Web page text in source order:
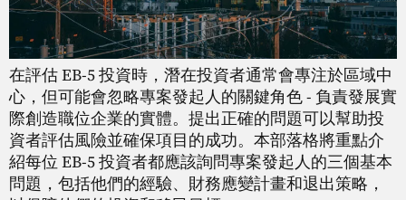
在評估 EB-5 投資時，潛在投資者通常會專注於區域中
心，但可能會忽略專案發起人的關鍵角色 - 負責發展實
際創造職位企業的實體。提出正確的問題可以幫助投
資者評估風險並確保項目的成功。本部落格將重點介
紹每位 EB-5 投資者都應該詢問專案發起人的三個基本
問題，包括他們的經驗、財務應變計畫和退出策略，